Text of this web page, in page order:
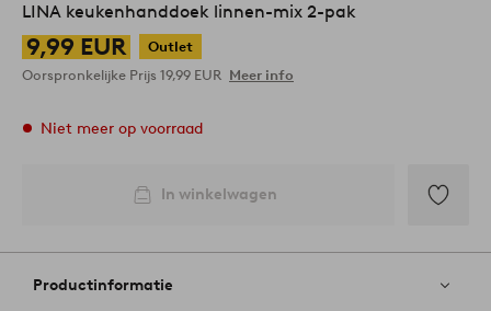
LINA keukenhanddoek linnen-mix 2-pak
9,99 EUR
Outlet
Oorspronkelijke Prijs 19,99 EUR Meer info
Niet meer op voorraad
In winkelwagen
aan
Productinformatie